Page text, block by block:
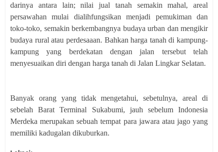
darinya antara lain; nilai jual tanah semakin mahal, areal
persawahan mulai dialihfungsikan menjadi pemukiman dan
toko-toko, semakin berkembangnya budaya urban dan mengikir
budaya rural atau perdesaaan. Bahkan harga tanah di kampung-
kampung yang berdekatan dengan jalan tersebut telah
menyesuaikan diri dengan harga tanah di Jalan Lingkar Selatan.
Banyak orang yang tidak mengetahui, sebetulnya, areal di
sebelah Barat Terminal Sukabumi, jauh sebelum Indonesia
Merdeka merupakan sebuah tempat para jawara atau jago yang
memiliki kadugalan dikuburkan.